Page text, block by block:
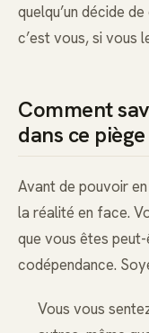
quelqu’un décide
c’est vous, si vous
Comment
dans ce piège
Avant de pouvoir
la réalité en face.
que vous êtes
codépendance.
Vous vous